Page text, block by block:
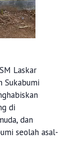
Laskar
Sukabumi
di
dan
seolah asal-